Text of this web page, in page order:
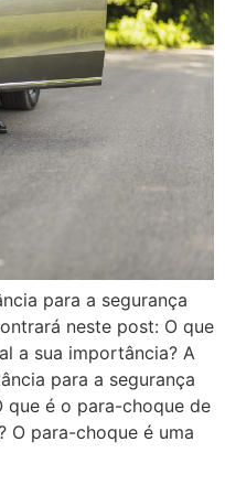
para a segurança
neste post: O que
a sua importância? A
para a segurança
que é o para-choque de
O para-choque é uma